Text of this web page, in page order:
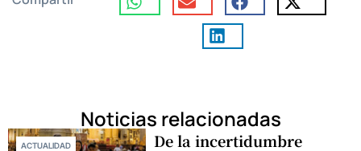
Noticias relacionadas
ACTUALIDAD De la incertidumbre